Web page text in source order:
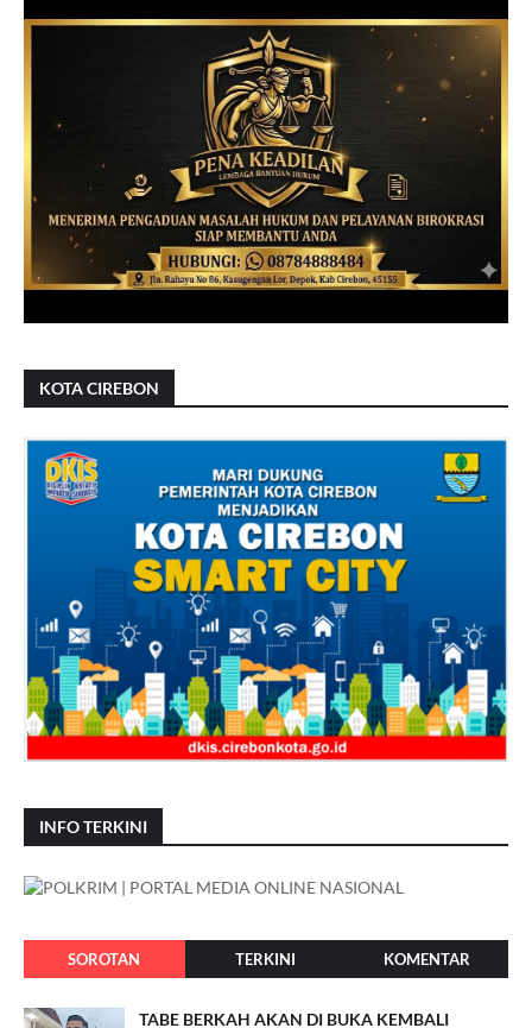
KOTA CIREBON
INFO TERKINI
SOROTAN TERKINI KOMENTAR
TABE BERKAH AKAN DI BUKA KEMBALI